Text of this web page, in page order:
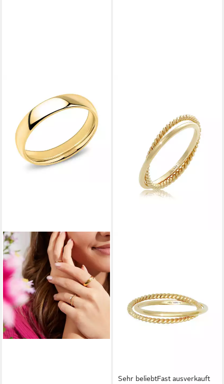
Sehr beliebtFast ausverkauft